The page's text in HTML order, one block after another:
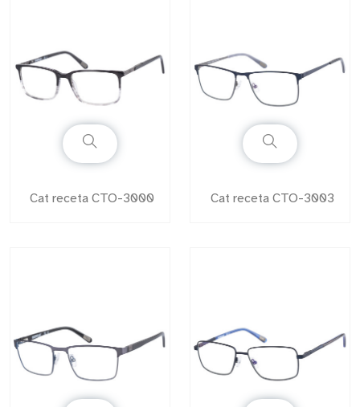
Cat receta CTO-3000 Cat receta CTO-3003